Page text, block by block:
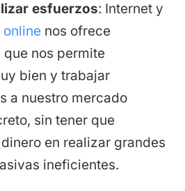
esfuerzos: Internet y
nos ofrece
que nos permite
bien y trabajar
a nuestro mercado
sin tener que
en realizar grandes
ineficientes.